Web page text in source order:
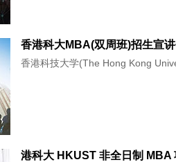
香港科技大学(The Hong Kong